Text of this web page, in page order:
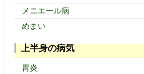
メニエール病
めまい
上半身の病気
胃炎